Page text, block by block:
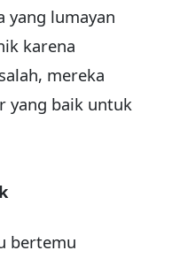
yang lumayan
karena
mereka
yang baik untuk
bertemu